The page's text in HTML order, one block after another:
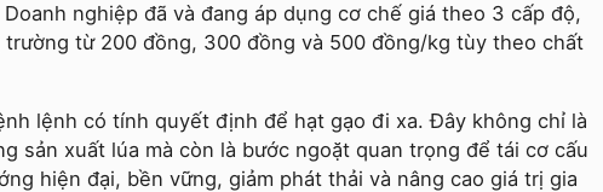
nghiệp đã và đang áp dụng cơ chế giá theo 3 cấp độ,
từ 200 đồng, 300 đồng và 500 đồng/kg tùy theo chất
lệnh có tính quyết định để hạt gạo đi xa. Đây không chỉ là
sản xuất lúa mà còn là bước ngoặt quan trọng để tái cơ cấu
hiện đại, bền vững, giảm phát thải và nâng cao giá trị gia